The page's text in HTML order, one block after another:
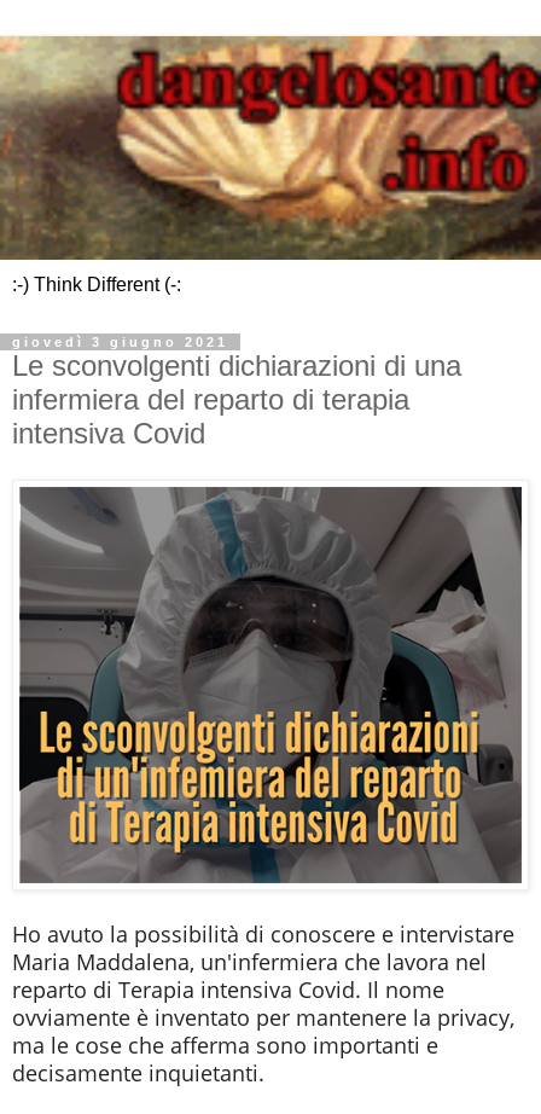
:-) Think Different (-:
giovedì 3 giugno 2021
Le sconvolgenti dichiarazioni di una
infermiera del reparto di terapia
intensiva Covid
Ho avuto la possibilità di conoscere e intervistare
Maria Maddalena, un'infermiera che lavora nel
reparto di Terapia intensiva Covid. Il nome
ovviamente è inventato per mantenere la privacy,
ma le cose che afferma sono importanti e
decisamente inquietanti.